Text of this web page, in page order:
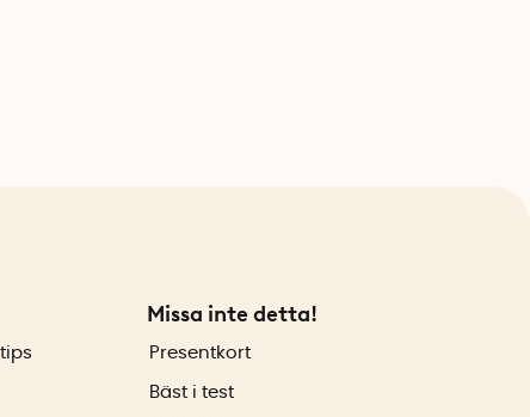
Missa inte detta!
Presentkort
Bäst i test